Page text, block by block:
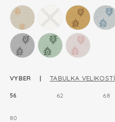
VYBER | TABULKA VELIKOSTÍ
56 62 68
80